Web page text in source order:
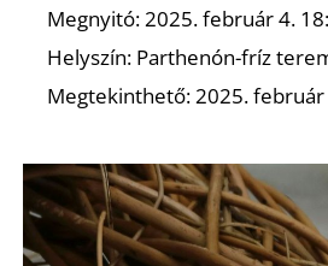
Megnyitó: 2025. február 4.
Helyszín: Parthenón-fríz
Megtekinthető: 2025. február